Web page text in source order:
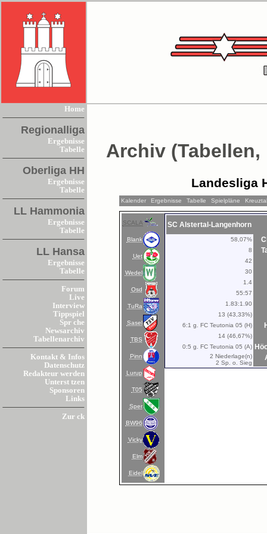
Home
Regionalliga
Ergebnisse
Tabelle
Oberliga HH
Ergebnisse
Tabelle
LL Hammonia
Ergebnisse
Tabelle
LL Hansa
Ergebnisse
Tabelle
Forum
Live
Interview
Tippspiel
Spr che
Newsarchiv
Tabellenarchiv
Kontakt & Infos
Datenschutz
Redakteur werden
Unterst tzen
Sponsoren
Links
Zur ck
Archiv
Landesliga
Kalender Ergebnisse Tabelle Spielpläne
SCALA
Blank
Uet
Wedel
Osd
TuRa
Sasel
TBS
Pinn
Lurup
T05
Sper
BW96
Vicky
Elm
Eidel
SC Alstertal-Langenhorn
58,07%
8
42
30
1.4
55:57
1.83:1.90
13 (43,33%)
6:1 g. FC Teutonia 05 (H)
14 (46,67%)
0:5 g. FC Teutonia 05 (A)
2 Niederlage(n)
2 Sp. o. Sieg